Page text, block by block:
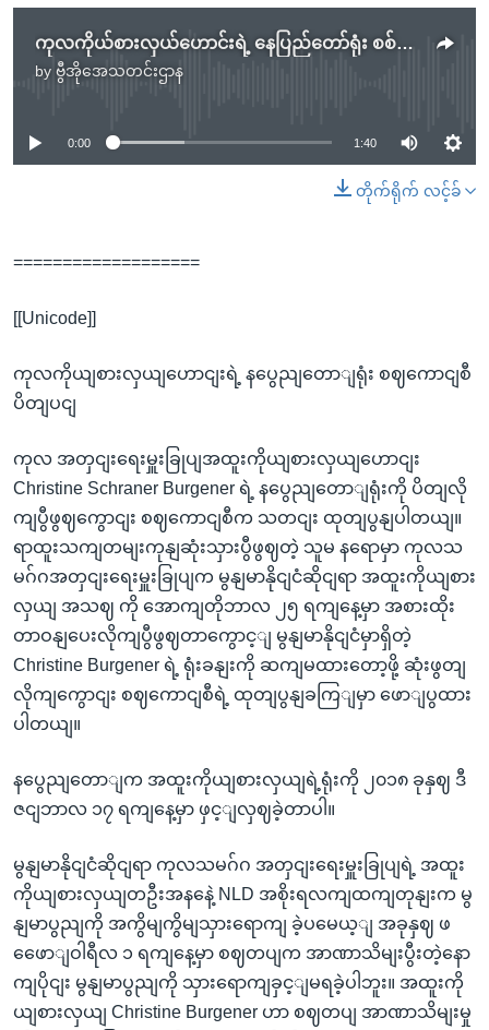
ကုလကိုယ်စားလှယ်ဟောင်းရဲ့ နေပြည်တော်ရုံး စစ်ကောင်စီပိတ်ပင်
by ဗွီအိုအေသတင်းဌာန
No media source currently available
0:00 1:40
တိုက်ရိုက် လင့်ခ်
===================
[[Unicode]]
ကုလကိုယျစားလှယျဟောငျးရဲ့ နပွေညျတောျရုံး စဈကောငျစီ
ပိတျပငျ
ကုလ အတှငျးရေးမှူးခြုပျအထူးကိုယျစားလှယျဟောငျး
Christine Schraner Burgener ရဲ့ နပွေညျတောျရုံးကို ပိတျလို
ကျပွီဖွဈကွောငျး စဈကောငျစီက သတငျး ထုတျပွနျပါတယျ။
ရာထူးသကျတမျးကုနျဆုံးသှားပွီဖွဈတဲ့ သူမ နရောမှာ ကုလသ
မဂ်ဂအတှငျးရေးမှူးခြုပျက မွနျမာနိုငျငံဆိုငျရာ အထူးကိုယျစား
လှယျ အသဈ ကို အောကျတိုဘာလ ၂၅ ရကျနေ့မှာ အစားထိုး
တာဝနျပေးလိုကျပွီဖွဈတာကွောင့ျ မွနျမာနိုငျငံမှာရှိတဲ့
Christine Burgener ရဲ့ ရုံးခနျးကို ဆကျမထားတော့ဖို့ ဆုံးဖွတျ
လိုကျကွောငျး စဈကောငျစီရဲ့ ထုတျပွနျခကြျမှာ ဖောျပွထား
ပါတယျ။
နပွေညျတောျက အထူးကိုယျစားလှယျရဲ့ရုံးကို ၂၀၁၈ ခုနှဈ ဒီ
ဇငျဘာလ ၁၇ ရကျနေ့မှာ ဖှင့ျလှဈခဲ့တာပါ။
မွနျမာနိုငျငံဆိုငျရာ ကုလသမဂ်ဂ အတှငျးရေးမှူးခြုပျရဲ့ အထူး
ကိုယျစားလှယျတဦးအနနေဲ့ NLD အစိုးရလကျထကျတုနျးက မွ
နျမာပွညျကို အကွိမျကွိမျသှားရောကျ ခဲ့ပမေယ့ျ အခုနှဈ ဖ
ဖေောျဝါရီလ ၁ ရကျနေ့မှာ စဈတပျက အာဏာသိမျးပွီးတဲ့နော
ကျပိုငျး မွနျမာပွညျကို သှားရောကျခှင့ျမရခဲ့ပါဘူး။ အထူးကို
ယျစားလှယျ Christine Burgener ဟာ စဈတပျ အာဏာသိမျးမှု